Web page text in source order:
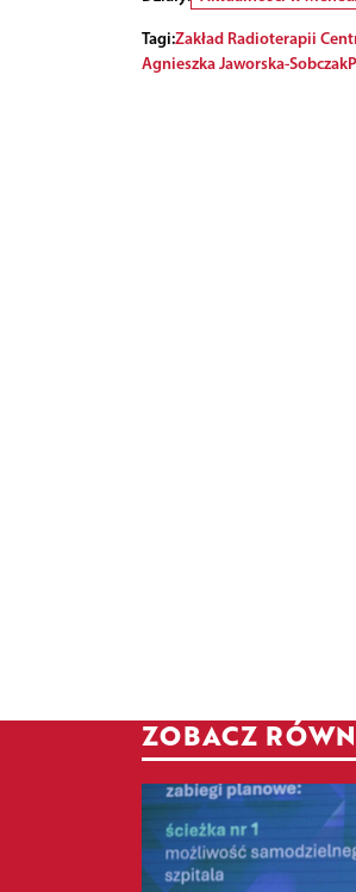
Tagi:Zakład Radioterapii
Agnieszka Jaworska-Sobczak
ZOBACZ